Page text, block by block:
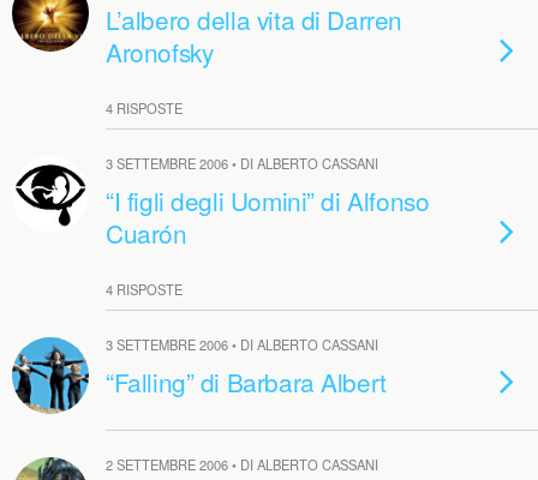
L’albero della vita di Darren
Aronofsky
4 RISPOSTE
3 SETTEMBRE 2006 • DI ALBERTO CASSANI
“I figli degli Uomini” di Alfonso
Cuarón
4 RISPOSTE
3 SETTEMBRE 2006 • DI ALBERTO CASSANI
“Falling” di Barbara Albert
2 SETTEMBRE 2006 • DI ALBERTO CASSANI